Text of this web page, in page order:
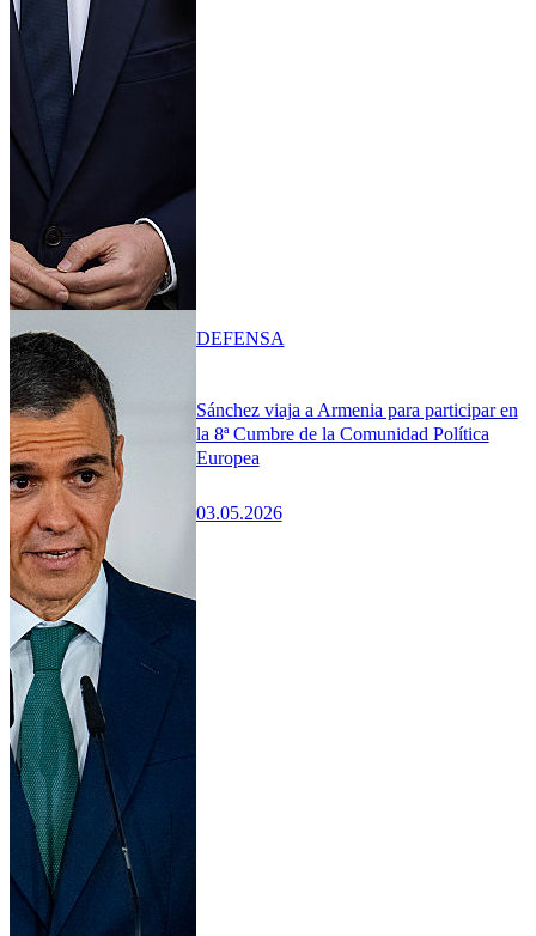
Sánchez viaja a Armenia para participar en
la 8ª Cumbre de la Comunidad Política
Europea
03.05.2026
DEFENSA